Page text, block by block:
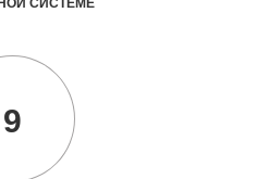
9